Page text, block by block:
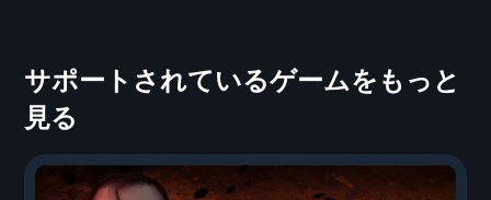
サポートされているゲームをもっと
見る